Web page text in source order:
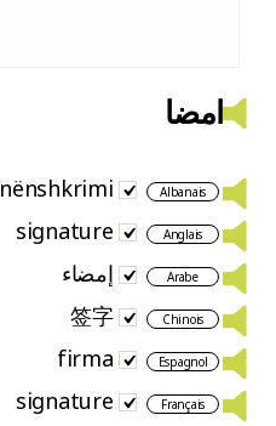
امضا
Albanais
nënshkrimi
Anglais
signature
Arabe إمضاء
Chinois
签字
Espagnol
firma
Français
signature